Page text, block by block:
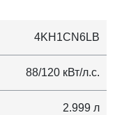
4KH1CN6LB
88/120 кВт/л.с.
2.999 л